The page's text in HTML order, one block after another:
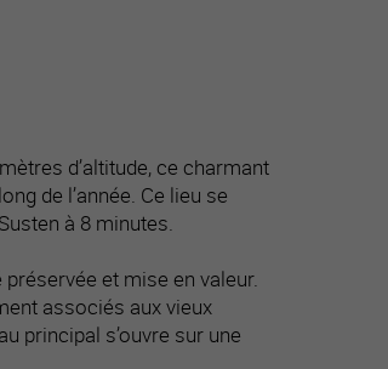
d’altitude, ce charmant
de l’année. Ce lieu se
à 8 minutes.
et mise en valeur.
associés aux vieux
principal s’ouvre sur une